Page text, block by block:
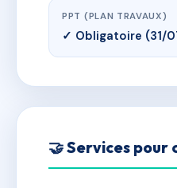
PPT (PLAN TRAVAUX)
✓ Obligatoire (31/
🤝 Services